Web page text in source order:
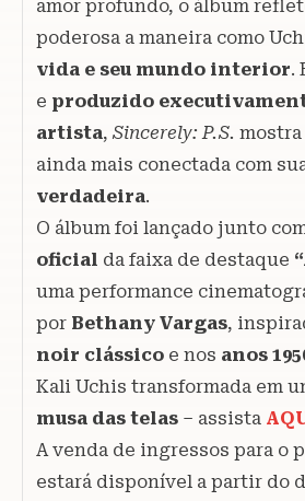
amor profundo, o álbum
poderosa a maneira como
vida e seu mundo interior.
e produzido
artista, Sincerely: P.S. mostra
ainda mais conectada com
verdadeira.
O álbum foi lançado junto
oficial da faixa de destaque
uma performance
por Bethany Vargas,
noir clássico e nos anos
Kali Uchis transformada em
musa das telas – assista
A venda de ingressos para o
estará disponível a partir do